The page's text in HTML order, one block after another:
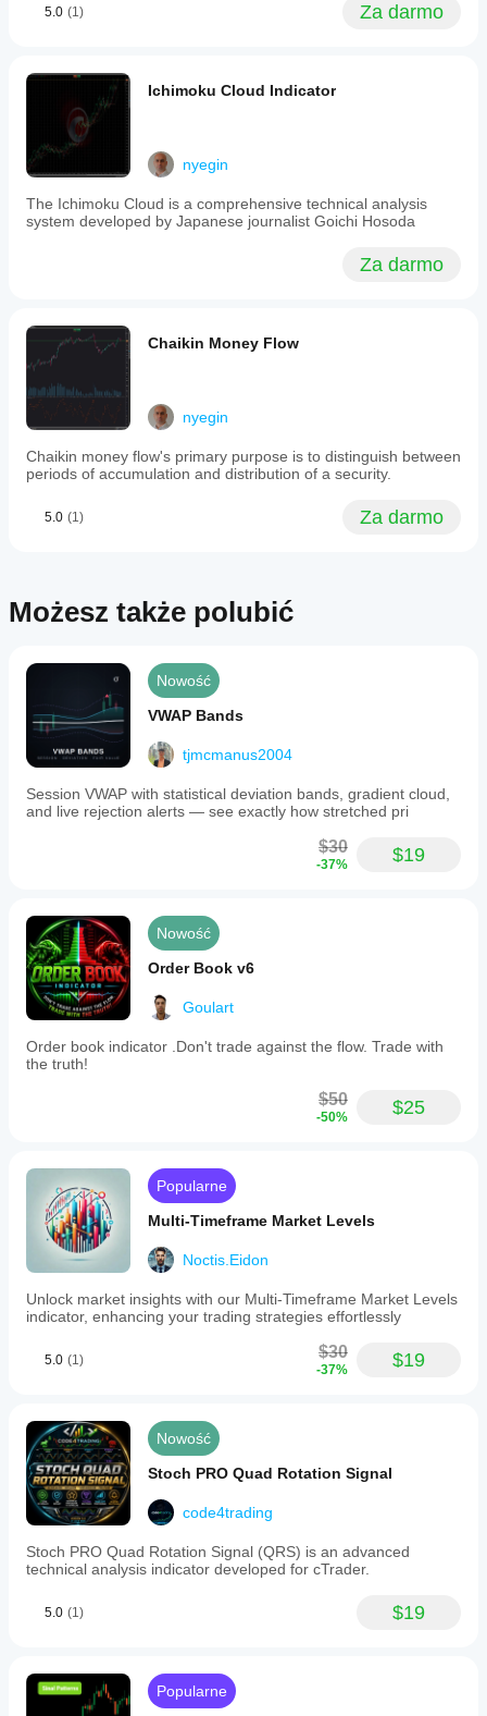
5.0 (1) Za darmo
Ichimoku Cloud Indicator
nyegin
The Ichimoku Cloud is a comprehensive technical analysis
system developed by Japanese journalist Goichi Hosoda
Za darmo
Chaikin Money Flow
nyegin
Chaikin money flow's primary purpose is to distinguish between
periods of accumulation and distribution of a security.
5.0 (1) Za darmo
Możesz także polubić
Nowość
VWAP Bands
tjmcmanus2004
Session VWAP with statistical deviation bands, gradient cloud,
and live rejection alerts — see exactly how stretched pri
$30
-37% $19
Nowość
Order Book v6
Goulart
Order book indicator .Don't trade against the flow. Trade with
the truth!
$50
-50% $25
Popularne
Multi-Timeframe Market Levels
Noctis.Eidon
Unlock market insights with our Multi-Timeframe Market Levels
indicator, enhancing your trading strategies effortlessly
5.0 (1) $30
-37% $19
Nowość
Stoch PRO Quad Rotation Signal
code4trading
Stoc​h PRO Quad Rotation Signal (QRS) is an advanced
technical analysis indicator developed for cTrader.
5.0 (1) $19
Popularne